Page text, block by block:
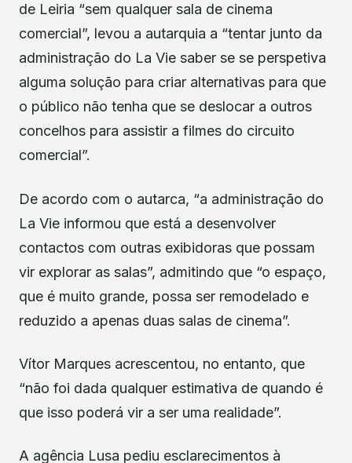
de Leiria “sem qualquer sala de cinema
comercial”, levou a autarquia a “tentar junto da
administração do La Vie saber se se perspetiva
alguma solução para criar alternativas para que
o público não tenha que se deslocar a outros
concelhos para assistir a filmes do circuito
comercial”.
De acordo com o autarca, “a administração do
La Vie informou que está a desenvolver
contactos com outras exibidoras que possam
vir explorar as salas”, admitindo que “o espaço,
que é muito grande, possa ser remodelado e
reduzido a apenas duas salas de cinema”.
Vítor Marques acrescentou, no entanto, que
“não foi dada qualquer estimativa de quando é
que isso poderá vir a ser uma realidade”.
A agência Lusa pediu esclarecimentos à